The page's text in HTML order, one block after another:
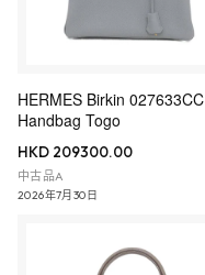
HERMES Birkin 027633CC
Handbag Togo
HKD 209300.00
中古品A
2026年7月30日